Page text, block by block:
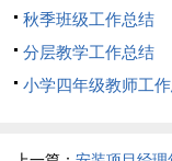
（精选14篇）
秋季班级工作总结
分层教学工作总结
小学四年级教师工